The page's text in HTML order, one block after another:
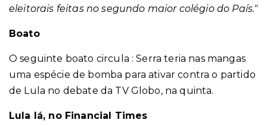
eleitorais feitas no segundo maior colégio do País."
Boato
O seguinte boato circula : Serra teria nas mangas
uma espécie de bomba para ativar contra o partido
de Lula no debate da TV Globo, na quinta.
Lula lá, no Financial Times